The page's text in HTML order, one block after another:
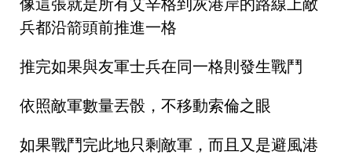
像這張就是所有艾辛格到灰港岸的路線上敵
兵都沿箭頭前推進一格
推完如果與友軍士兵在同一格則發生戰鬥
依照敵軍數量丟骰，不移動索倫之眼
如果戰鬥完此地只剩敵軍，而且又是避風港